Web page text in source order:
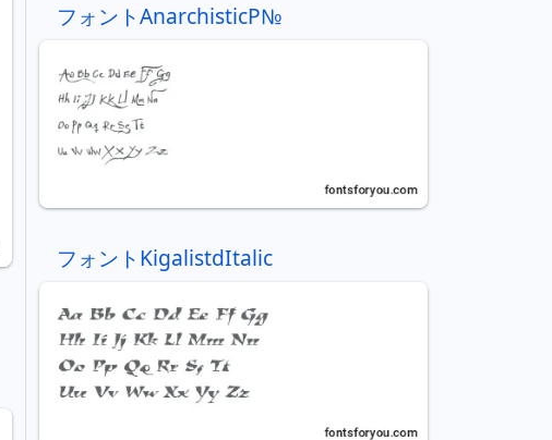
フォントAnarchisticР№
フォントKigalistdItalic